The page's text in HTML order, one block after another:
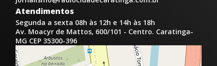
Atendimentos
Segunda a sexta 08h às 12h e 14h às 18h
Av. Moacyr de Mattos, 600/101 - Centro. Caratinga-
MG CEP 35300-396